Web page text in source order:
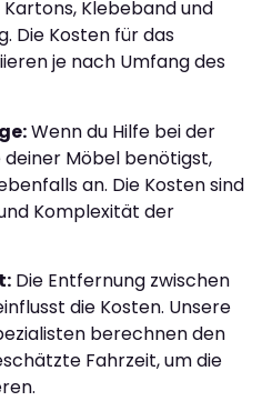
Klebeband und
Die Kosten für das
je nach Umfang des
Wenn du Hilfe bei der
Möbel benötigst,
an. Die Kosten sind
Komplexität der
Die Entfernung zwischen
die Kosten. Unsere
berechnen den
Fahrzeit, um die